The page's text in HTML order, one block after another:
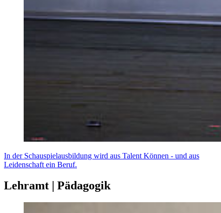
In der Schauspielausbildung wird aus Talent Können - und aus
Leidenschaft ein Beruf.
Lehramt | Pädagogik